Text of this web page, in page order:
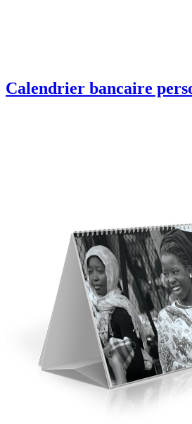
Calendrier bancaire